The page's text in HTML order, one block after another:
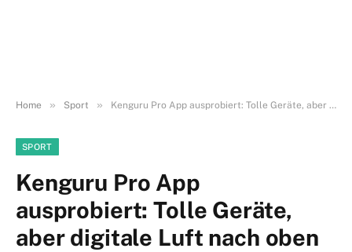
Home » Sport » Kenguru Pro App ausprobiert: Tolle Geräte, aber digitale Luft nach oben
SPORT
Kenguru Pro App
ausprobiert: Tolle Geräte,
aber digitale Luft nach oben